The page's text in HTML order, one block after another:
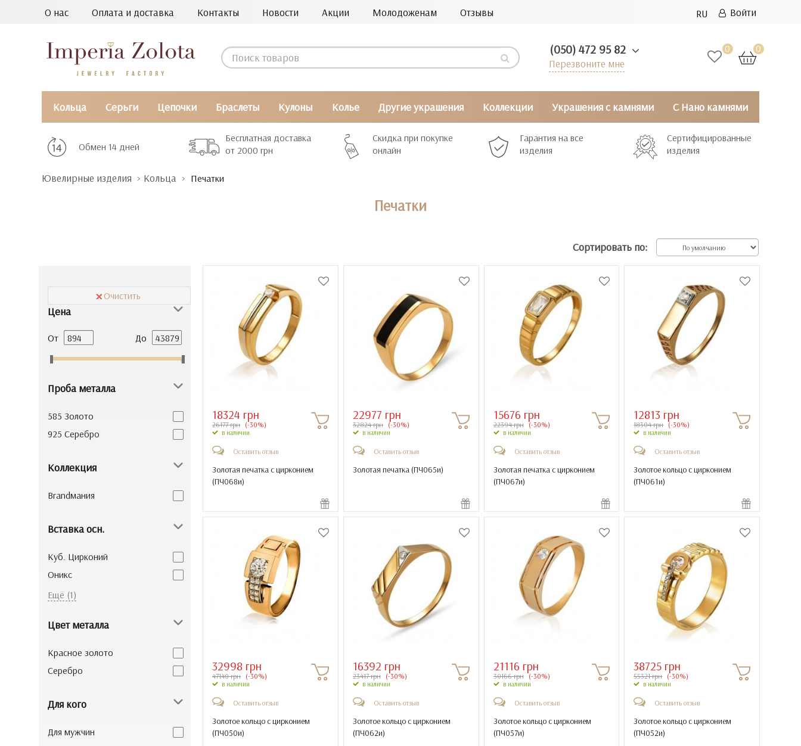
О нас Оплата и доставка Контакты Новости Акции Молодоженам Отзывы RU Войти
0 0
(050) 472 95 82
Перезвоните мне
Кольца Серьги Цепочки Браслеты Кулоны Колье Другие украшения Коллекции Украшения с камнями С Нано камнями
Обмен 14 дней
Бесплатная доставка
от 2000 грн
Скидка при покупке
онлайн
Гарантия на все
изделия
Сертифицированные
изделия
Ювелирные изделия Кольца Печатки
Печатки
Очистить
Цена
От До
Проба металла
585 Золото
925 Серебро
Коллекция
Brandмания
Вставка осн.
Куб. Цирконий
Оникс
Эмаль
Ещё (1)
Цвет металла
Красное золото
Серебро
Для кого
Для мужчин
Сортировать по:
18324 грн
26177 грн (-30%)
в наличии
Оставить отзыв
Золотая печатка с цирконием
(ПЧ068и)
22977 грн
32824 грн (-30%)
в наличии
Оставить отзыв
Золотая печатка (ПЧ065и)
15676 грн
22394 грн (-30%)
в наличии
Оставить отзыв
Золотая печатка с цирконием
(ПЧ067и)
12813 грн
18304 грн (-30%)
в наличии
Оставить отзыв
Золотое кольцо с цирконием
(ПЧ061и)
32998 грн
47140 грн (-30%)
в наличии
Оставить отзыв
Золотое кольцо с цирконием
(ПЧ050и)
16392 грн
23417 грн (-30%)
в наличии
Оставить отзыв
Золотое кольцо с цирконием
(ПЧ062и)
21116 грн
30166 грн (-30%)
в наличии
Оставить отзыв
Золотое кольцо с цирконием
(ПЧ057и)
38725 грн
55321 грн (-30%)
в наличии
Оставить отзыв
Золотое кольцо с цирконием
(ПЧ052и)